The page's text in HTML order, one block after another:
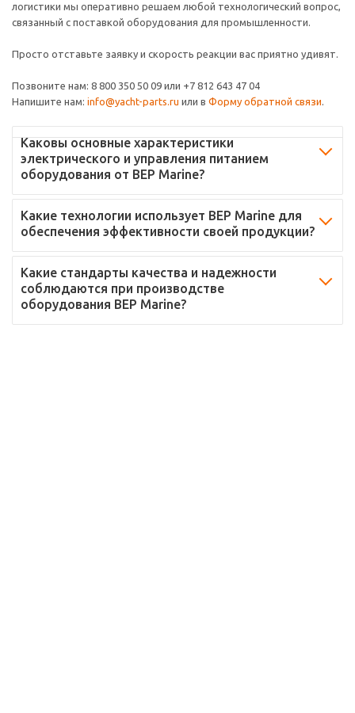
логистики мы оперативно решаем любой технологический вопрос,
связанный с поставкой оборудования для промышленности.
Просто отставьте заявку и скорость реакции вас приятно удивят.
Позвоните нам: 8 800 350 50 09 или +7 812 643 47 04
Напишите нам: info@yacht-parts.ru или в Форму обратной связи.
Каковы основные характеристики
электрического и управления питанием
оборудования от BEP Marine?
Какие технологии использует BEP Marine для
обеспечения эффективности своей продукции?
Какие стандарты качества и надежности
соблюдаются при производстве
оборудования BEP Marine?